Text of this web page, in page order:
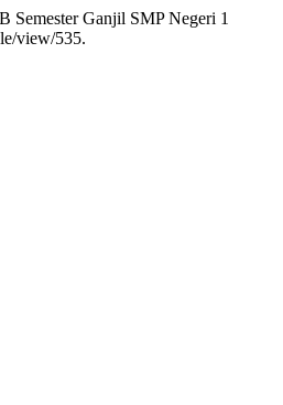
Semester Ganjil SMP Negeri 1
view/535.